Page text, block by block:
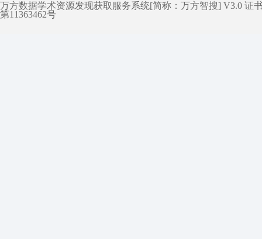
万方数据学术资源发现获取服务系统[简称：万方智搜] V3.0 证
第11363462号